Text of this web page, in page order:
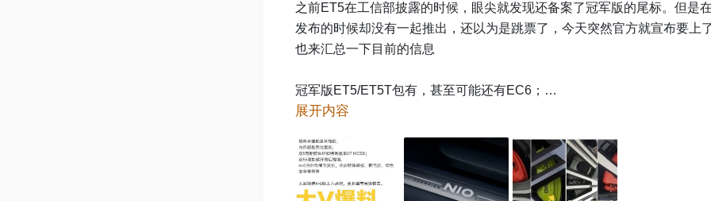
之前ET5在工信部披露的时候，眼尖就发现还备案了冠军版的尾标。但是
发布的时候却没有一起推出，还以为是跳票了，今天突然官方就宣布要上
也来汇总一下目前的信息
冠军版ET5/ET5T包有，甚至可能还有EC6；
外月辉银+内乔戈里灰，酷帅搭配，竞速黄色卡钳
内饰也会有定制版变化
还有伪装图怀疑有挖空，不过我个人感觉只是伪装车衣导致的错觉，上挖空
能性不大。
展开内容